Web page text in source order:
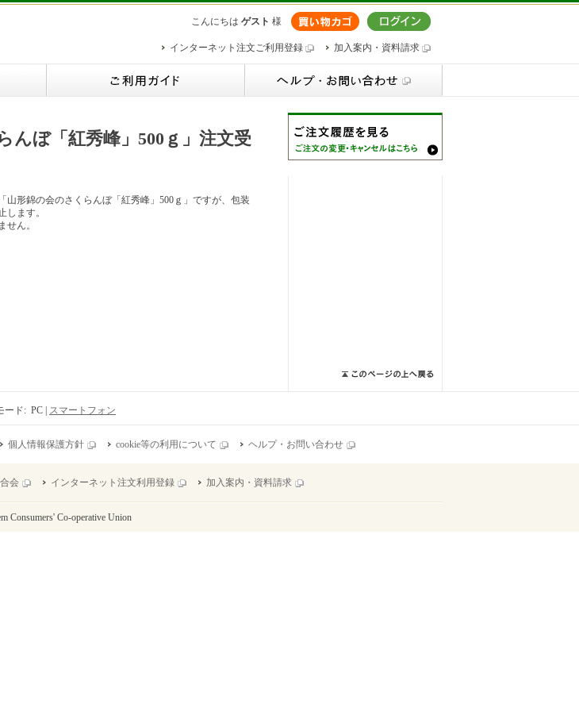
こんにちは ゲスト 様
加入案内・資料請求
インターネット注文ご利用登録
んぼ「紅秀峰」500ｇ」注文受
山形錦の会のさくらんぼ「紅秀峰」500ｇ」ですが、包装
します。
せん。
ード: PC | スマートフォン
個人情報保護方針 cookie等の利用について ヘルプ・お問い合わせ
会 インターネット注文利用登録 加入案内・資料請求
Consumers' Co-operative Union